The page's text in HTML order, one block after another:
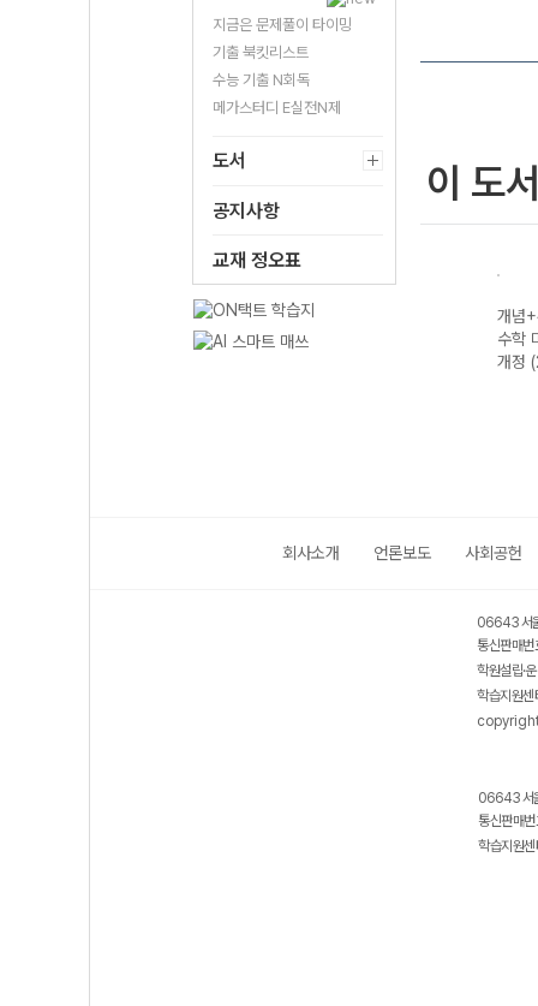
지금은 문제풀이 타이밍
기출 북킷리스트
수능 기출 N회독
메가스터디 E실전N제
도서
공지사항
교재 정오표
이 도
개념+유형 고등
수학(하) (2026
개념
수학
개정
회사소개 언론보도 사회공헌
06643 서
통신판매
학원설립·
학습지원
06643 서
통신판매
학습지원